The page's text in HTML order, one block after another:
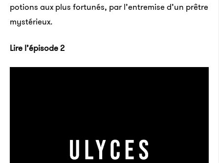
potions aux plus fortunés, par l’entremise d’un prêtre
mystérieux.
Lire l’épisode 2